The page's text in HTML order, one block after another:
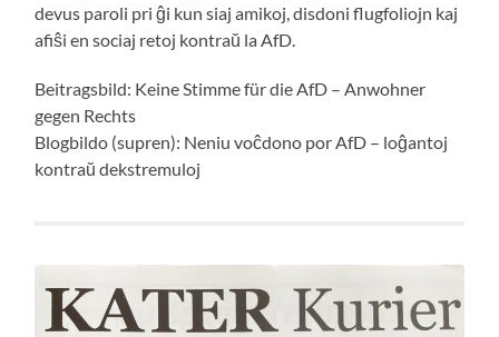
devus paroli pri ĝi kun siaj amikoj, disdoni flugfoliojn kaj
afiŝi en sociaj retoj kontraŭ la AfD.
Beitragsbild: Keine Stimme für die AfD – Anwohner
gegen Rechts
Blogbildo (supren): Neniu voĉdono por AfD – loĝantoj
kontraŭ dekstremuloj